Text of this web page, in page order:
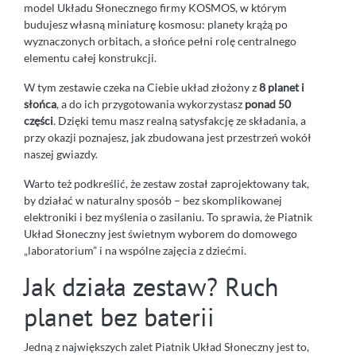
model Układu Słonecznego firmy KOSMOS, w którym
budujesz własną miniaturę kosmosu: planety krążą po
wyznaczonych orbitach, a słońce pełni rolę centralnego
elementu całej konstrukcji.
W tym zestawie czeka na Ciebie układ złożony z8 planet i
słońca, a do ich przygotowania wykorzystasz ponad 50
części. Dzięki temu masz realną satysfakcję ze składania, a
przy okazji poznajesz, jak zbudowana jest przestrzeń wokół
naszej gwiazdy.
Warto też podkreślić, że zestaw został zaprojektowany tak,
by działać w naturalny sposób – bez skomplikowanej
elektroniki i bez myślenia o zasilaniu. To sprawia, że Piatnik
Układ Słoneczny jest świetnym wyborem do domowego
„laboratorium” i na wspólne zajęcia z dziećmi.
Jak działa zestaw? Ruch
planet bez baterii
Jedną z największych zalet Piatnik Układ Słoneczny jest to,